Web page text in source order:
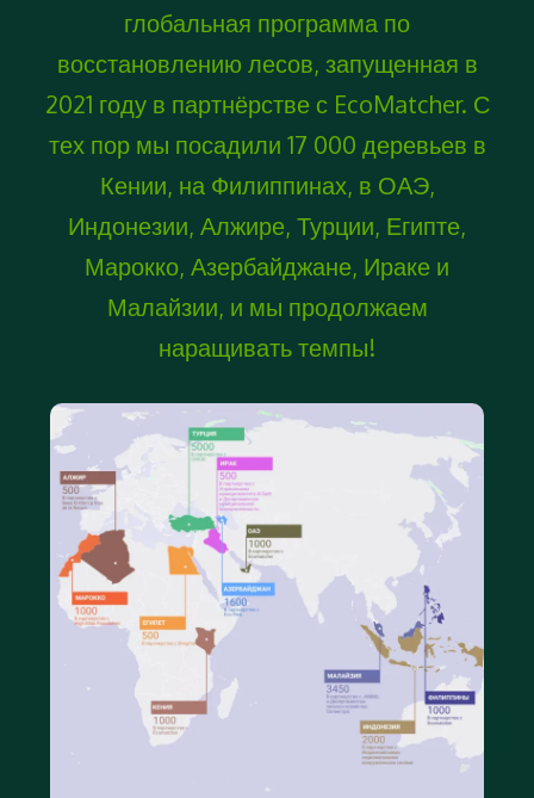
глобальная программа по
восстановлению лесов, запущенная в
2021 году в партнёрстве с EcoMatcher. С
тех пор мы посадили 17 000 деревьев в
Кении, на Филиппинах, в ОАЭ,
Индонезии, Алжире, Турции, Египте,
Марокко, Азербайджане, Ираке и
Малайзии, и мы продолжаем
наращивать темпы!